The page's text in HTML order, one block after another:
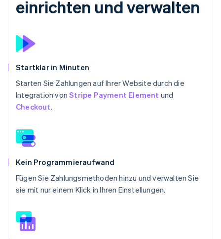
einrichten und verwalten
Startklar in Minuten
Starten Sie Zahlungen auf Ihrer Website durch die
Integration vonStripe Payment Element und
Checkout.
Kein Programmieraufwand
Fügen Sie Zahlungsmethoden hinzu und verwalten Sie
sie mit nur einem Klick in Ihren Einstellungen.